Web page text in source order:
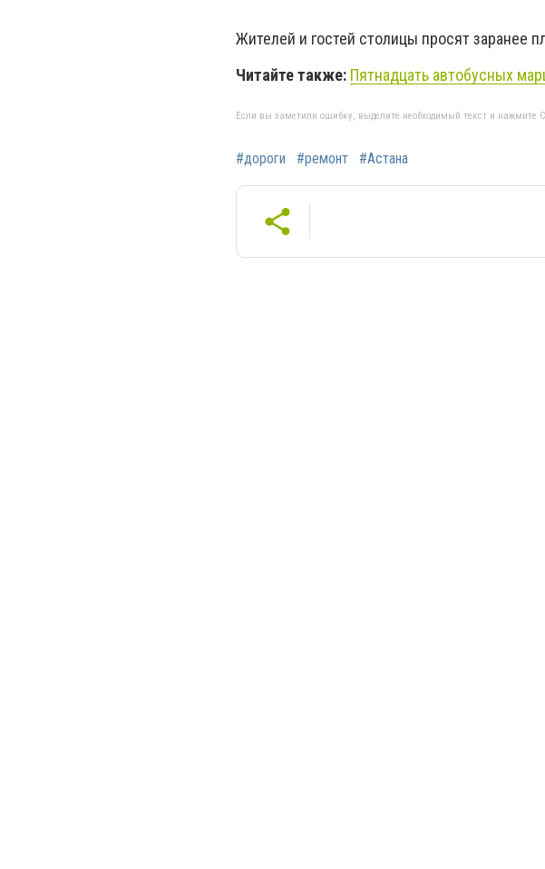
Жителей и гостей столицы просят заранее
Читайте также: Пятнадцать автобусных
Если вы заметили ошибку, выделите необходимый текст и нажмите
#дороги #ремонт #Астана